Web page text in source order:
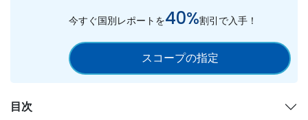
今すぐ国別レポートを40%割引で入手！
スコープの指定
目次